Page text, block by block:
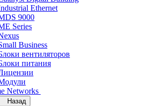
Ethernet
9000
Series
Business
вентиляторов
питания
Networks
Назад